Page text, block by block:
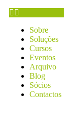
Sobre
Soluções
Cursos
Eventos
Arquivo
Blog
Sócios
Contactos